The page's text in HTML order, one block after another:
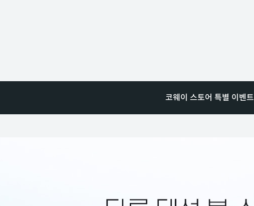
코웨이 스토어 특별 이벤트